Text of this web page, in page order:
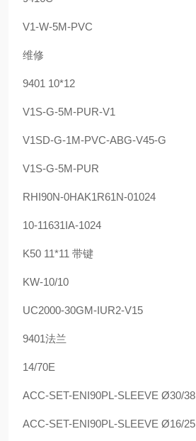
V1-W-5M-PVC
维修
9401 10*12
V1S-G-5M-PUR-V1
V1SD-G-1M-PVC-ABG-V45-G
V1S-G-5M-PUR
RHI90N-0HAK1R61N-01024
10-11631IA-1024
K50 11*11 带键
KW-10/10
UC2000-30GM-IUR2-V15
9401法兰
14/70E
ACC-SET-ENI90PL-SLEEVE Ø30/38
ACC-SET-ENI90PL-SLEEVE Ø16/25